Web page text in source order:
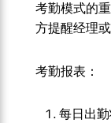
考勤模式的
方提醒经理
考勤报表：
每日出